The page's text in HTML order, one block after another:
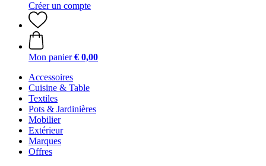
Créer un compte
Mon panier € 0,00
Accessoires
Cuisine & Table
Textiles
Pots & Jardinières
Mobilier
Extérieur
Marques
Offres